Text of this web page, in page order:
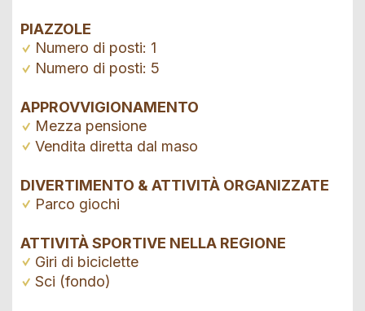
PIAZZOLE
Numero di posti: 1
Numero di posti: 5
APPROVVIGIONAMENTO
Mezza pensione
Vendita diretta dal maso
DIVERTIMENTO & ATTIVITÀ ORGANIZZATE
Parco giochi
ATTIVITÀ SPORTIVE NELLA REGIONE
Giri di biciclette
Sci (fondo)